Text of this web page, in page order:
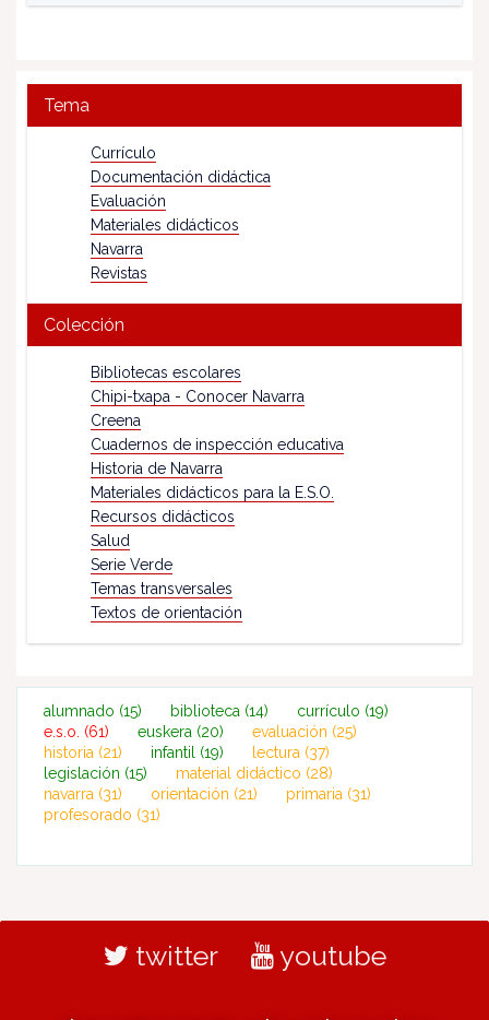
Tema
Currículo
Documentación didáctica
Evaluación
Materiales didácticos
Navarra
Revistas
Colección
Bibliotecas escolares
Chipi-txapa - Conocer Navarra
Creena
Cuadernos de inspección educativa
Historia de Navarra
Materiales didácticos para la E.S.O.
Recursos didácticos
Salud
Serie Verde
Temas transversales
Textos de orientación
alumnado (15) biblioteca (14) currículo (19)
e.s.o. (61) euskera (20) evaluación (25)
historia (21) infantil (19) lectura (37)
legislación (15) material didáctico (28)
navarra (31) orientación (21) primaria (31)
profesorado (31)
twitter youtube